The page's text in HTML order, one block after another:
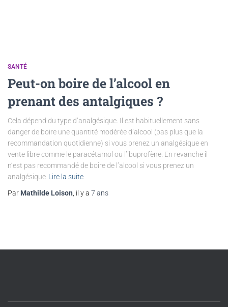
SANTÉ
Peut-on boire de l’alcool en
prenant des antalgiques ?
Cela dépend du type d’analgésique. Il est habituellement sans
danger de boire une quantité modérée d’alcool (pas plus que la
recommandation quotidienne) si vous prenez un analgésique en
vente libre comme le paracétamol ou l’ibuprofène. En revanche il
n’est pas recommandé de boire de l’alcool si vous prenez un
analgésique Lire la suite
Par Mathilde Loison , il y a 7 ans